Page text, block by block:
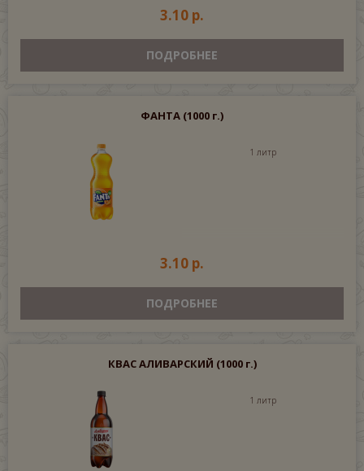
3.10 р.
ПОДРОБНЕЕ
ФАНТА (1000 г.)
1 литр
3.10 р.
ПОДРОБНЕЕ
КВАС АЛИВАРСКИЙ (1000 г.)
1 литр